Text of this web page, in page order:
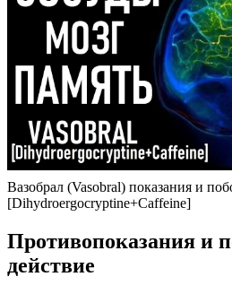
Вазобрал (Vasobral) показания и
[Dihydroergocryptine+Caffeine]
Противопоказания и
действие